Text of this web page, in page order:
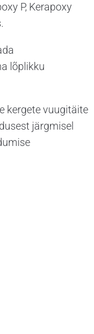
P, Kerapoxy
lõplikku
kergete vuugitäite
järgmisel